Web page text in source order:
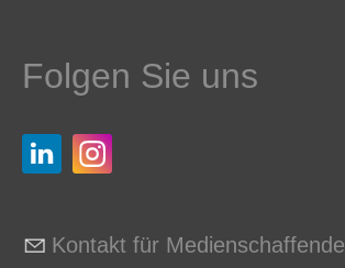
Folgen Sie uns
Kontakt für Medienschaffende